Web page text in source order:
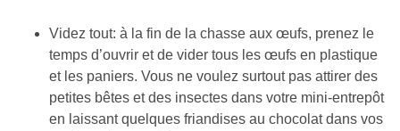
Videz tout: à la fin de la chasse aux œufs, prenez le
temps d’ouvrir et de vider tous les œufs en plastique
et les paniers. Vous ne voulez surtout pas attirer des
petites bêtes et des insectes dans votre mini-entrepôt
en laissant quelques friandises au chocolat dans vos